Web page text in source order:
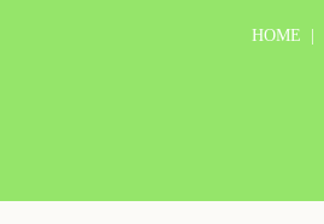
HOME